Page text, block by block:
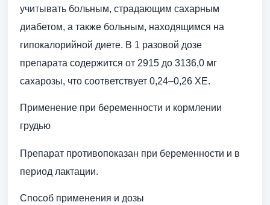
учитывать больным, страдающим сахарным
диабетом, а также больным, находящимся на
гипокалорийной диете. В 1 разовой дозе
препарата содержится от 2915 до 3136,0 мг
сахарозы, что соответствует 0,24–0,26 ХЕ.
Применение при беременности и кормлении
грудью
Препарат противопоказан при беременности и в
период лактации.
Способ применения и дозы